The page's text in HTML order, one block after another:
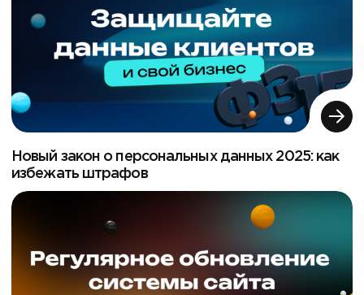
Новый закон о персональных данных 2025: как
избежать штрафов